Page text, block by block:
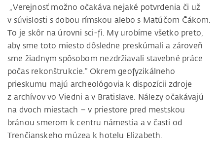
„Verejnosť možno očakáva nejaké potvrdenia či už
v súvislosti s dobou rímskou alebo s Matúčom Čákom.
To je skôr na úrovni sci-fi. My urobíme všetko preto,
aby sme toto miesto dôsledne preskúmali a zároveň
sme žiadnym spôsobom nezdržiavali stavebné práce
počas rekonštrukcie.“ Okrem geofyzikálneho
prieskumu majú archeológovia k dispozícii zdroje
z archívov vo Viedni a v Bratislave. Nálezy očakávajú
na dvoch miestach – v priestore pred mestskou
bránou smerom k centru námestia a v časti od
Trenčianskeho múzea k hotelu Elizabeth.